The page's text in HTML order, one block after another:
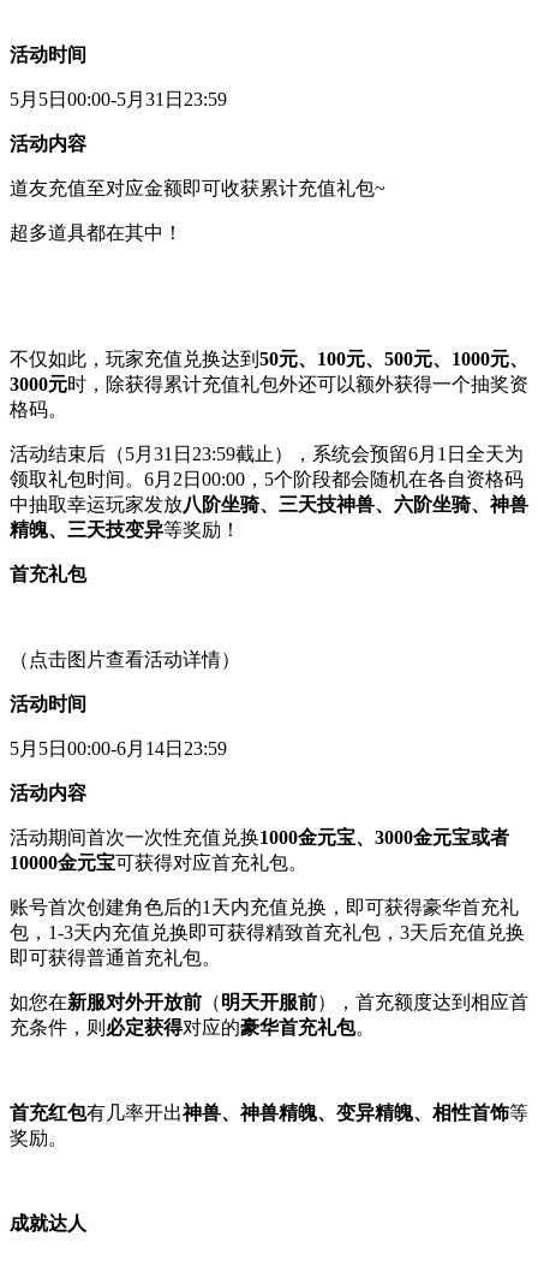
活动时间
5月5日00:00-5月31日23:59
活动内容
道友充值至对应金额即可收获累计充值礼包~
超多道具都在其中！
不仅如此，玩家充值兑换达到 50元、100元、500元、1000元、
3000元时，除获得累计充值礼包外还可以额外获得一个抽奖资
格码。
活动结束后（5月31日23:59截止），系统会预留6月1日全天为
领取礼包时间。6月2日00:00，5个阶段都会随机在各自资格码
中抽取幸运玩家发放八阶坐骑、三天技神兽、六阶坐骑、神兽
精魄、三天技变异等奖励！
首充礼包
（点击图片查看活动详情）
活动时间
5月5日00:00-6月14日23:59
活动内容
活动期间首次一次性充值兑换1000金元宝、3000金元宝或者
10000金元宝可获得对应首充礼包。
账号首次创建角色后的1天内充值兑换，即可获得豪华首充礼
包，1-3天内充值兑换即可获得精致首充礼包，3天后充值兑换
即可获得普通首充礼包。
如您在新服对外开放前 （明天开服前），首充额度达到相应首
充条件，则 必定获得对应的豪华首充礼包。
首充红包有几率开出神兽、神兽精魄、变异精魄、相性首饰等
奖励。
成就达人